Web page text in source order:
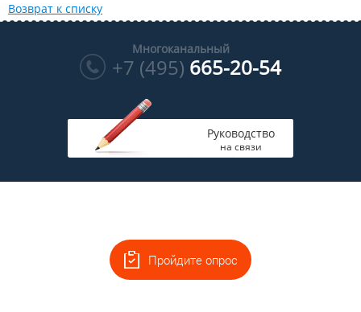
Возврат к списку
Многоканальный
+7 (495) 665-20-54
Руководство
на связи
Пройдите опрос